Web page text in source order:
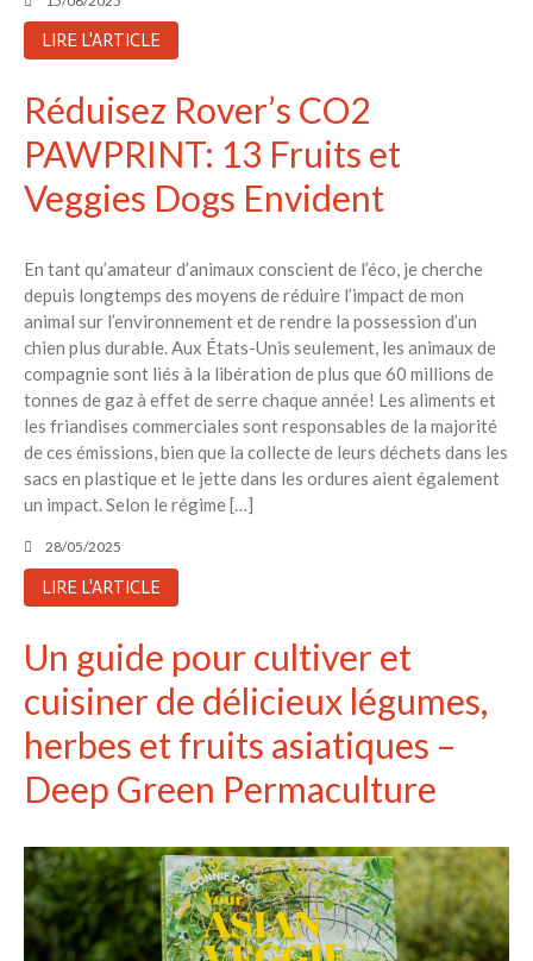
LIRE L'ARTICLE
Réduisez Rover’s CO2
PAWPRINT: 13 Fruits et
Veggies Dogs Envident
En tant qu’amateur d’animaux conscient de l’éco, je cherche
depuis longtemps des moyens de réduire l’impact de mon
animal sur l’environnement et de rendre la possession d’un
chien plus durable. Aux États-Unis seulement, les animaux de
compagnie sont liés à la libération de plus que 60 millions de
tonnes de gaz à effet de serre chaque année! Les aliments et
les friandises commerciales sont responsables de la majorité
de ces émissions, bien que la collecte de leurs déchets dans les
sacs en plastique et le jette dans les ordures aient également
un impact. Selon le régime […]
28/05/2025
LIRE L'ARTICLE
Un guide pour cultiver et
cuisiner de délicieux légumes,
herbes et fruits asiatiques –
Deep Green Permaculture